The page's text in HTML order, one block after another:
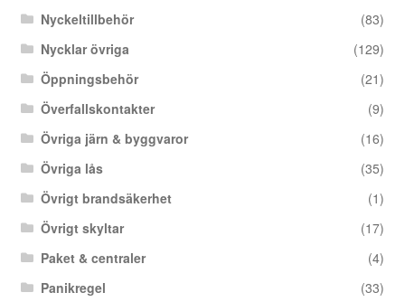
Nyckeltillbehör
(83)
Nycklar övriga
(129)
Öppningsbehör
(21)
Överfallskontakter
(9)
Övriga järn & byggvaror
(16)
Övriga lås
(35)
Övrigt brandsäkerhet
(1)
Övrigt skyltar
(17)
Paket & centraler
(4)
Panikregel
(33)